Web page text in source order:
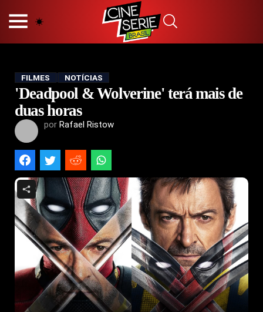
POLÍTICA DE PRIVACIDADE
TERMOS E CONDIÇÕES
CONTATO
Hot
Popular
Tendência
Filmes
Séries
Novelas
FILMES NOTÍCIAS
'Deadpool & Wolverine' terá mais de
duas horas
por Rafael Ristow